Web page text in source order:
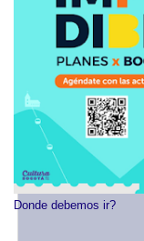
Donde debemos ir?